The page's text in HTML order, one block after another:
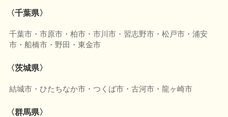
〈千葉県〉
千葉市・市原市・柏市・市川市・習志野市・松戸市・浦安
市・船橋市・野田・東金市
〈茨城県〉
結城市・ひたちなか市・つくば市・古河市・龍ヶ崎市
〈群馬県〉